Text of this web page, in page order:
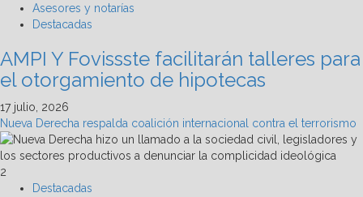
Asesores y notarías
Destacadas
AMPI Y Fovissste facilitarán talleres para
el otorgamiento de hipotecas
17 julio, 2026
Nueva Derecha respalda coalición internacional contra el terrorismo
2
Destacadas